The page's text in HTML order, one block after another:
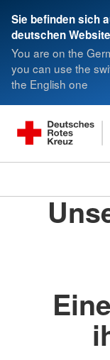
Sie befinden sich
deutschen Website
You are on the
you can use the
the English one